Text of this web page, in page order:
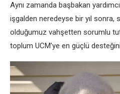
Aynı zamanda başbakan
işgalden neredeyse bir yıl sonra,
olduğumuz vahşetten sorumlu
toplum UCM’ye en güçlü